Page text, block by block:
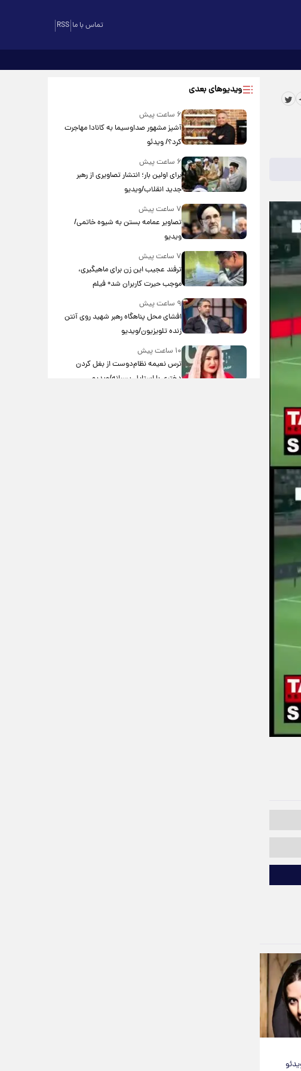
RSS تماس با ما
ویدیوهای بعدی
۶ ساعت پیش
آشپز مشهور صداوسیما به کانادا مهاجرت
کرد؟/ ویدئو
۶ ساعت پیش
برای اولین بار؛ انتشار تصاویری از رهبر
جدید انقلاب/ویدیو
۷ ساعت پیش
تصاویر عمامه بستن به شیوه خاتمی/
ویدیو
۷ ساعت پیش
ترفند عجیب این زن برای ماهیگیری،
موجب حیرت کاربران شد+ فیلم
۹ ساعت پیش
افشای محل پناهگاه‌ رهبر شهید روی آنتن
زنده تلویزیون/ویدیو
۱۰ ساعت پیش
ترس نعیمه نظام‌دوست از بغل کردن
دختری با استایل پسرانه/ویدیو